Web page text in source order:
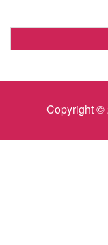
Copyright ©